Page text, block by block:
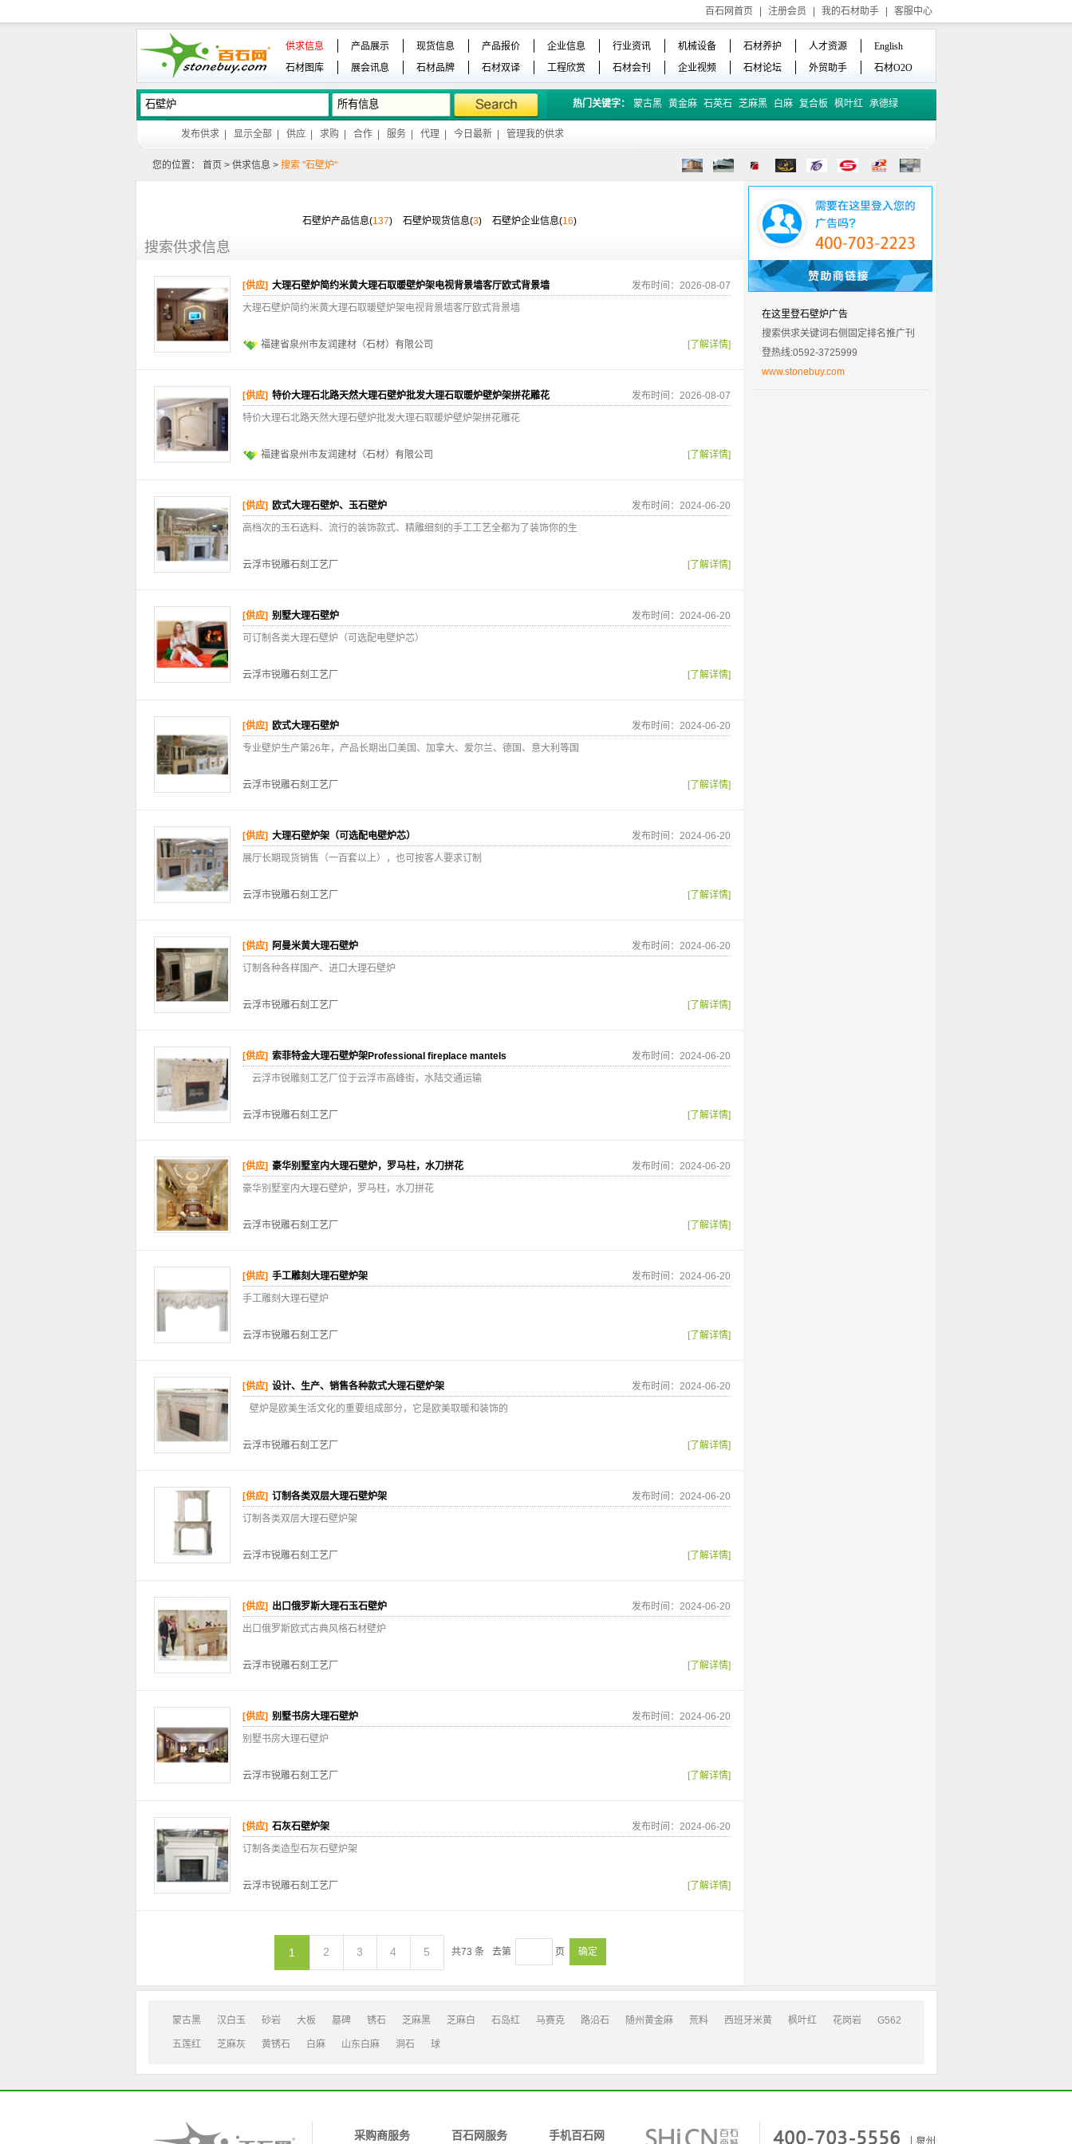
百石网首页 注册会员 我的石材助手 客服中心
供求信息 产品展示 现货信息 产品报价 企业信息 行业资讯 机械设备 石材养护 人才资源
English
石材图库
展会讯息 石材品牌 石材双译 工程欣赏 石材会刊 企业视频 石材论坛 外贸助手 石材O2O
热门关键字： 蒙古黑 黄金麻 石英石 芝麻黑 白麻 复合板 枫叶红 承德绿
发布供求 显示全部 供应 求购 合作 服务 代理 今日最新 管理我的供求
您的位置： 首页 > 供求信息 > 搜索 "石壁炉"
石壁炉产品信息(137) 石壁炉现货信息(3) 石壁炉企业信息(16)
搜索供求信息
[供应] 大理石壁炉简约米黄大理石取暖壁炉架电视背景墙客厅欧式背景墙
发布时间：2026-08-07
大理石壁炉简约米黄大理石取暖壁炉架电视背景墙客厅欧式背景墙
福建省泉州市友润建材（石材）有限公司 [了解详情]
[供应] 特价大理石北路天然大理石壁炉批发大理石取暖炉壁炉架拼花雕花
发布时间：2026-08-07
特价大理石北路天然大理石壁炉批发大理石取暖炉壁炉架拼花雕花
福建省泉州市友润建材（石材）有限公司 [了解详情]
[供应] 欧式大理石壁炉、玉石壁炉
发布时间：2024-06-20
高档次的玉石选料、流行的装饰款式、精雕细刻的手工工艺全都为了装饰你的生
云浮市锐雕石刻工艺厂 [了解详情]
[供应] 别墅大理石壁炉
发布时间：2024-06-20
可订制各类大理石壁炉（可选配电壁炉芯）
云浮市锐雕石刻工艺厂 [了解详情]
[供应] 欧式大理石壁炉
发布时间：2024-06-20
专业壁炉生产第26年，产品长期出口美国、加拿大、爱尔兰、德国、意大利等国
云浮市锐雕石刻工艺厂 [了解详情]
[供应] 大理石壁炉架（可选配电壁炉芯）
发布时间：2024-06-20
展厅长期现货销售（一百套以上），也可按客人要求订制
云浮市锐雕石刻工艺厂 [了解详情]
[供应] 阿曼米黄大理石壁炉
发布时间：2024-06-20
订制各种各样国产、进口大理石壁炉
云浮市锐雕石刻工艺厂 [了解详情]
[供应] 索菲特金大理石壁炉架Professional fireplace mantels
发布时间：2024-06-20
云浮市锐雕刻工艺厂位于云浮市高峰街，水陆交通运输
云浮市锐雕石刻工艺厂 [了解详情]
[供应] 豪华别墅室内大理石壁炉，罗马柱，水刀拼花
发布时间：2024-06-20
豪华别墅室内大理石壁炉，罗马柱，水刀拼花
云浮市锐雕石刻工艺厂 [了解详情]
[供应] 手工雕刻大理石壁炉架
发布时间：2024-06-20
手工雕刻大理石壁炉
云浮市锐雕石刻工艺厂 [了解详情]
[供应] 设计、生产、销售各种款式大理石壁炉架
发布时间：2024-06-20
壁炉是欧美生活文化的重要组成部分，它是欧美取暖和装饰的
云浮市锐雕石刻工艺厂 [了解详情]
[供应] 订制各类双层大理石壁炉架
发布时间：2024-06-20
订制各类双层大理石壁炉架
云浮市锐雕石刻工艺厂 [了解详情]
[供应] 出口俄罗斯大理石玉石壁炉
发布时间：2024-06-20
出口俄罗斯欧式古典风格石材壁炉
云浮市锐雕石刻工艺厂 [了解详情]
[供应] 别墅书房大理石壁炉
发布时间：2024-06-20
别墅书房大理石壁炉
云浮市锐雕石刻工艺厂 [了解详情]
[供应] 石灰石壁炉架
发布时间：2024-06-20
订制各类造型石灰石壁炉架
云浮市锐雕石刻工艺厂 [了解详情]
1 2 3 4 5 共73 条 去第 页 确定
在这里登石壁炉广告
搜索供求关键词右侧固定排名推广刊
登热线:0592-3725999
www.stonebuy.com
蒙古黑 汉白玉 砂岩 大板 墓碑 锈石 芝麻黑 芝麻白 石岛红 马赛克 路沿石 随州黄金麻 荒料 西班牙米黄 枫叶红 花岗岩 G562
五莲红 芝麻灰 黄锈石 白麻 山东白麻 洞石 球
采购商服务 百石网服务 手机百石网